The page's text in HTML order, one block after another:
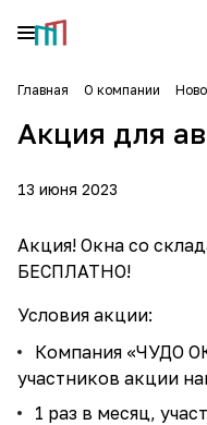
Главная О компании
Акция для
13 июня 2023
Акция! Окна со
БЕСПЛАТНО!
Условия акции:
Компания «ЧУДО
участников акции
1 раз в месяц,